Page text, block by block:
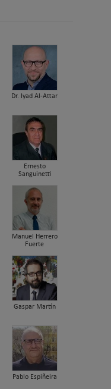
Dr. Iyad Al-Attar
Ernesto
Sanguinetti
Manuel Herrero
Fuerte
Gaspar Martín
Pablo Espiñeira